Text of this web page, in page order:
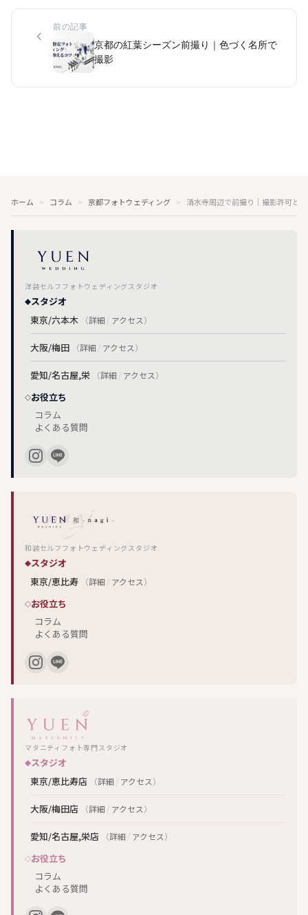
前の記事
京都の紅葉シーズン前撮り｜色づく名所で
撮影
ホーム コラム 京都フォトウェディング 清水寺周辺で前撮り｜撮影許可と
洋装セルフフォトウェディングスタジオ
スタジオ
東京/六本木
（詳細 / アクセス）
大阪/梅田 （詳細 / アクセス）
愛知/名古屋,栄 （詳細 / アクセス）
お役立ち
コラム
よくある質問
和装セルフフォトウェディングスタジオ
スタジオ
東京/恵比寿
（詳細 / アクセス）
お役立ち
コラム
よくある質問
マタニティフォト専門スタジオ
スタジオ
東京/恵比寿店
（詳細 / アクセス）
大阪/梅田店 （詳細 / アクセス）
愛知/名古屋,栄店 （詳細 / アクセス）
お役立ち
コラム
よくある質問